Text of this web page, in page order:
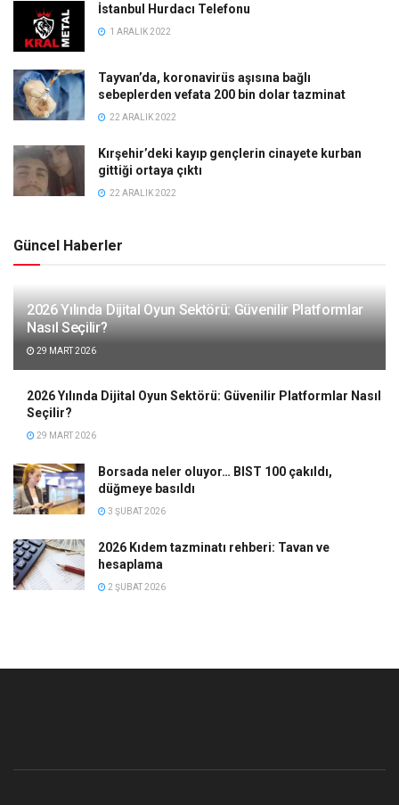
İstanbul Hurdacı Telefonu
1 ARALIK 2022
Tayvan’da, koronavirüs aşısına bağlı
sebeplerden vefata 200 bin dolar tazminat
22 ARALIK 2022
Kırşehir’deki kayıp gençlerin cinayete kurban
gittiği ortaya çıktı
22 ARALIK 2022
Güncel Haberler
2026 Yılında Dijital Oyun Sektörü: Güvenilir Platformlar
Nasıl Seçilir?
29 MART 2026
2026 Yılında Dijital Oyun Sektörü: Güvenilir Platformlar Nasıl
Seçilir?
29 MART 2026
Borsada neler oluyor… BIST 100 çakıldı,
düğmeye basıldı
3 ŞUBAT 2026
2026 Kıdem tazminatı rehberi: Tavan ve
hesaplama
2 ŞUBAT 2026